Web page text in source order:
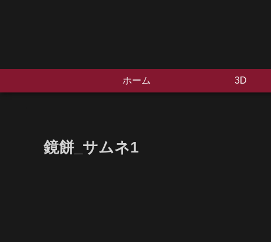
ホーム 3D
鏡餅_サムネ1